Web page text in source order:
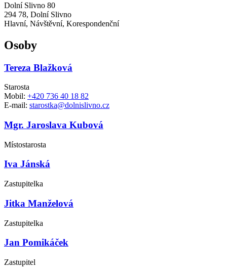
Dolní Slivno 80
294 78, Dolní Slivno
Hlavní, Návštěvní, Korespondenční
Osoby
Tereza Blažková
Starosta
Mobil: +420 736 40 18 82
E-mail: starostka@dolnislivno.cz
Mgr. Jaroslava Kubová
Místostarosta
Iva Jánská
Zastupitelka
Jitka Manželová
Zastupitelka
Jan Pomikáček
Zastupitel